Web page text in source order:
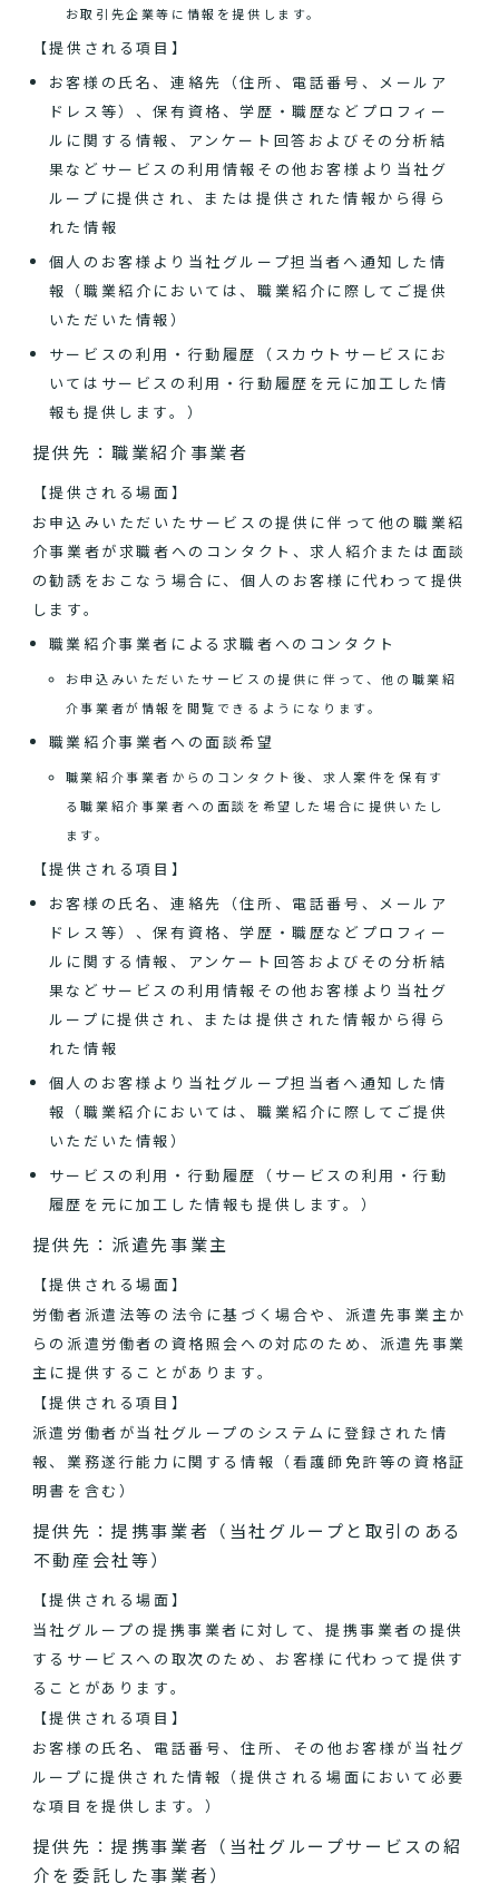
お取引先企業等に情報を提供します。
【提供される項目】
お客様の氏名、連絡先（住所、電話番号、メールア
ドレス等）、保有資格、学歴・職歴などプロフィー
ルに関する情報、アンケート回答およびその分析結
果などサービスの利用情報その他お客様より当社グ
ループに提供され、または提供された情報から得ら
れた情報
個人のお客様より当社グループ担当者へ通知した情
報（職業紹介においては、職業紹介に際してご提供
いただいた情報）
サービスの利用・行動履歴（スカウトサービスにお
いてはサービスの利用・行動履歴を元に加工した情
報も提供します。）
提供先：職業紹介事業者
【提供される場面】
お申込みいただいたサービスの提供に伴って他の職業紹
介事業者が求職者へのコンタクト、求人紹介または面談
の勧誘をおこなう場合に、個人のお客様に代わって提供
します。
職業紹介事業者による求職者へのコンタクト
お申込みいただいたサービスの提供に伴って、他の職業紹
介事業者が情報を閲覧できるようになります。
職業紹介事業者への面談希望
職業紹介事業者からのコンタクト後、求人案件を保有す
る職業紹介事業者への面談を希望した場合に提供いたし
ます。
【提供される項目】
お客様の氏名、連絡先（住所、電話番号、メールア
ドレス等）、保有資格、学歴・職歴などプロフィー
ルに関する情報、アンケート回答およびその分析結
果などサービスの利用情報その他お客様より当社グ
ループに提供され、または提供された情報から得ら
れた情報
個人のお客様より当社グループ担当者へ通知した情
報（職業紹介においては、職業紹介に際してご提供
いただいた情報）
サービスの利用・行動履歴（サービスの利用・行動
履歴を元に加工した情報も提供します。）
提供先：派遣先事業主
【提供される場面】
労働者派遣法等の法令に基づく場合や、派遣先事業主か
らの派遣労働者の資格照会への対応のため、派遣先事業
主に提供することがあります。
【提供される項目】
派遣労働者が当社グループのシステムに登録された情
報、業務遂行能力に関する情報（看護師免許等の資格証
明書を含む）
提供先：提携事業者（当社グループと取引のある
不動産会社等）
【提供される場面】
当社グループの提携事業者に対して、提携事業者の提供
するサービスへの取次のため、お客様に代わって提供す
ることがあります。
【提供される項目】
お客様の氏名、電話番号、住所、その他お客様が当社グ
ループに提供された情報（提供される場面において必要
な項目を提供します。）
提供先：提携事業者（当社グループサービスの紹
介を委託した事業者）